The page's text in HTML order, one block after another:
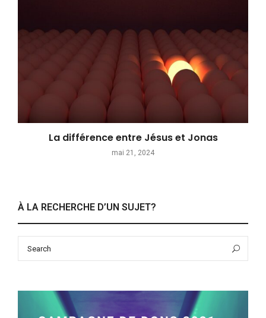
La différence entre Jésus et Jonas
mai 21, 2024
À LA RECHERCHE D’UN SUJET?